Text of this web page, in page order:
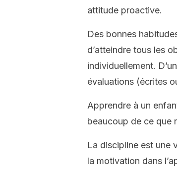
attitude proactive.
Des bonnes
d’atteindre tous les
individuellement.
évaluations (écrites
Apprendre à un
beaucoup de ce que
La discipline est une
la motivation dans